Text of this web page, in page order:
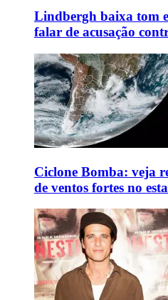
Lindbergh baixa tom
falar de acusação
Ciclone Bomba: veja
de ventos fortes no